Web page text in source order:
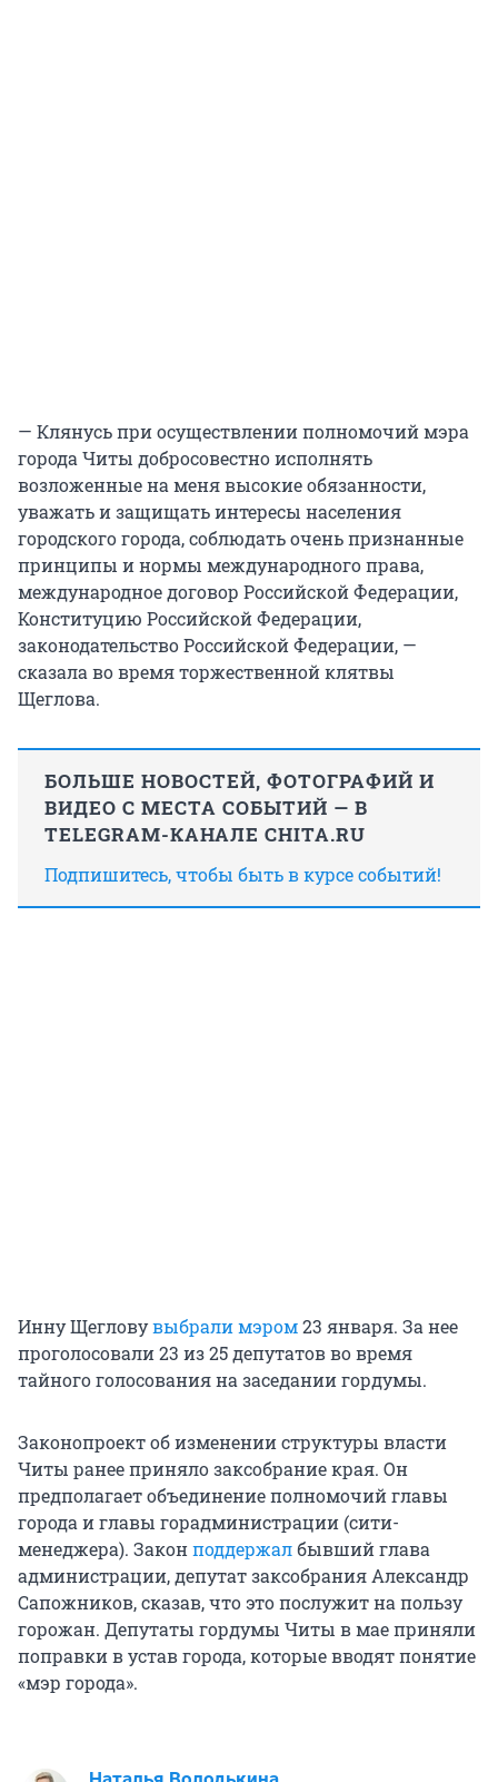
— Клянусь при осуществлении полномочий мэра
города Читы добросовестно исполнять
возложенные на меня высокие обязанности,
уважать и защищать интересы населения
городского города, соблюдать очень признанные
принципы и нормы международного права,
международное договор Российской Федерации,
Конституцию Российской Федерации,
законодательство Российской Федерации, —
сказала во время торжественной клятвы
Щеглова.
БОЛЬШЕ НОВОСТЕЙ, ФОТОГРАФИЙ И
ВИДЕО С МЕСТА СОБЫТИЙ — В
TELEGRAM-КАНАЛЕ CHITA.RU
Подпишитесь, чтобы быть в курсе событий!
Инну Щегловувыбрали мэром23 января. За нее
проголосовали 23 из 25 депутатов во время
тайного голосования на заседании гордумы.
Законопроект об изменении структуры власти
Читы ранее приняло заксобрание края. Он
предполагает объединение полномочий главы
города и главы горадминистрации (сити-
менеджера). Законподдержалбывший глава
администрации, депутат заксобрания Александр
Сапожников, сказав, что это послужит на пользу
горожан. Депутаты гордумы Читы в мае приняли
поправки в устав города, которые вводят понятие
«мэр города».